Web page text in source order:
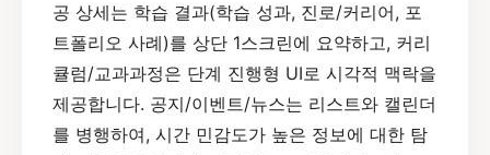
공 상세는 학습 결과(학습 성과, 진로/커리어, 포
트폴리오 사례)를 상단 1스크린에 요약하고, 커리
큘럼/교과과정은 단계 진행형 UI로 시각적 맥락을
제공합니다. 공지/이벤트/뉴스는 리스트와 캘린더
를 병행하여, 시간 민감도가 높은 정보에 대한 탐